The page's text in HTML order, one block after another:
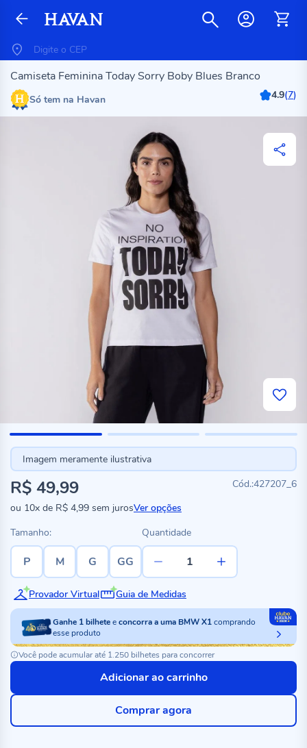
Camiseta Feminina Today Sorry Boby Blues Branco
Só tem na Havan 4.9(7)
Imagem meramente ilustrativa
427207_6
R$ 49,99
ou 10x de R$ 4,99 sem jurosVer opções
Tamanho:
P M G GG
Quantidade
Provador Virtual Guia de Medidas
Ganhe 1bilheteeconcorra a uma BMW X1comprando
esse produto
Você pode acumular até 1.250 bilhetes para concorrer
Adicionar ao carrinho
Comprar agora